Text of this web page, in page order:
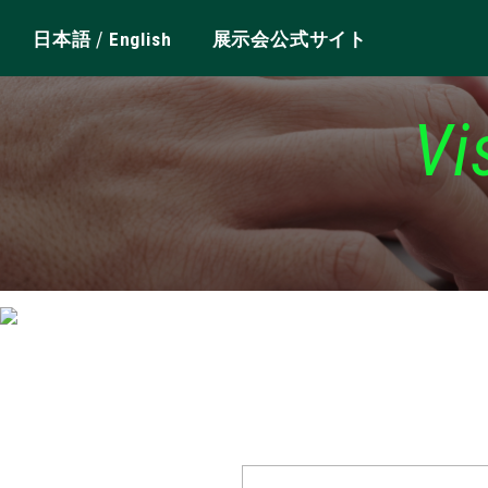
日本語/ English 展示会公式サイト